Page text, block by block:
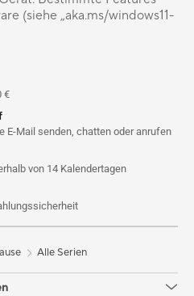
(siehe „aka.ms/windows11-
€
E-Mail senden, chatten oder anrufen
von 14 Kalendertagen
Alle Serien